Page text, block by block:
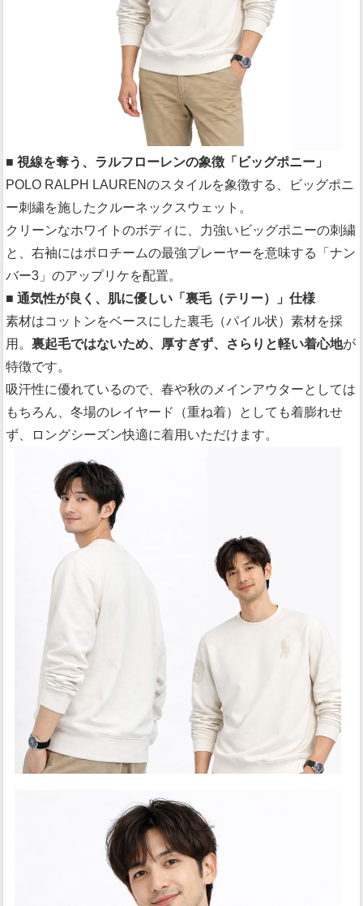
■ 視線を奪う、ラルフローレンの象徴「ビッグポニー」
POLO RALPH LAURENのスタイルを象徴する、ビッグポニ
ー刺繍を施したクルーネックスウェット。
クリーンなホワイトのボディに、力強いビッグポニーの刺繍
と、右袖にはポロチームの最強プレーヤーを意味する「ナン
バー3」のアップリケを配置。
■ 通気性が良く、肌に優しい「裏毛（テリー）」仕様
素材はコットンをベースにした裏毛（パイル状）素材を採
用。 裏起毛ではないため、厚すぎず、さらりと軽い着心地が
特徴です。
吸汗性に優れているので、春や秋のメインアウターとしては
もちろん、冬場のレイヤード（重ね着）としても着膨れせ
ず、ロングシーズン快適に着用いただけます。